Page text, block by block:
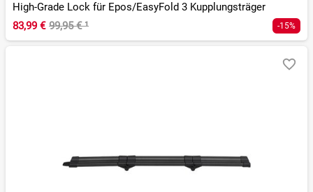
High-Grade Lock für Epos/EasyFold 3 Kupplungsträger
83,99 € 99,95 €¹ -15%